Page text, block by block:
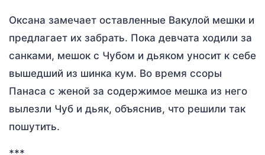
Оксана замечает оставленные Вакулой мешки и
предлагает их забрать. Пока девчата ходили за
санками, мешок с Чубом и дьяком уносит к себе
вышедший из шинка кум. Во время ссоры
Панаса с женой за содержимое мешка из него
вылезли Чуб и дьяк, объяснив, что решили так
пошутить.